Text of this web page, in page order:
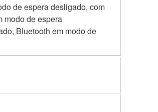
de espera desligado, com
modo de espera
Bluetooth em modo de